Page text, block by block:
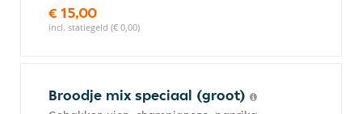
€ 15,00
incl. statiegeld (€ 0,00)
Broodje mix speciaal (groot)